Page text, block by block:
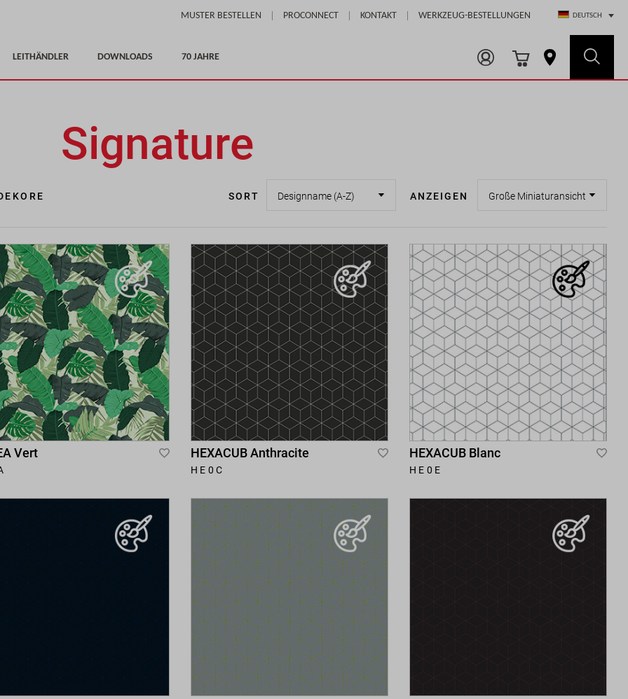
SkipMUSTER BESTELLEN PROCONNECT KONTAKT WERKZEUG-BESTELLUNGEN
Select Store
DEUTSCH
LEITHÄNDLER DOWNLOADS 70 JAHRE
Signature
SORT ANZEIGEN
Vert
Add
Wish
HEXACUB Anthracite
HE0C
Add
Wish
List
HEXACUB Blanc
HE0E
Add